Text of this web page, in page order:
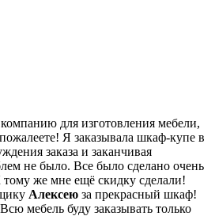
для изготовления мебели,
Я заказывала шкаф-купе в
заказа и заканчивая
не было. Все было сделано очень
же мне ещё скидку сделали!
Алексею за прекрасный шкаф!
мебель буду заказывать только